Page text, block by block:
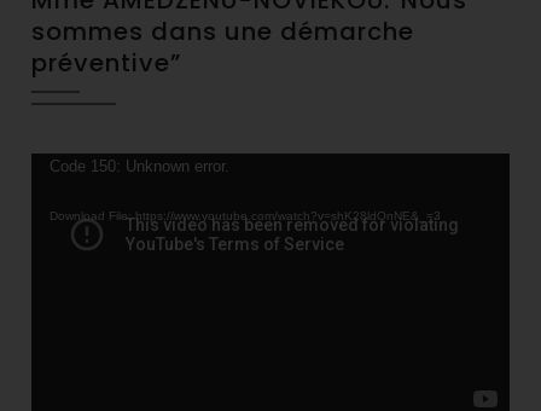
sommes dans une démarche
préventive”
Video
Code 150: Unknown error.
Download File: https://www.youtube.com/watch?v=shK28ldQnNE&_=3